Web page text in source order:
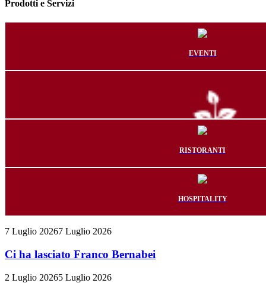
Prodotti e Servizi
EVENTI
RISTORANTI
HOSPITALITY
7 Luglio 20267 Luglio 2026
Ci ha lasciato Franco Bernabei
2 Luglio 20265 Luglio 2026